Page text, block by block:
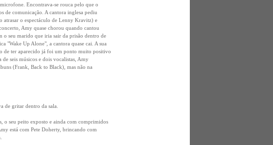
Encontrava-se rouca pelo que o
de comunicação. A cantora inglesa pediu
atrasar o espectáculo de Lenny Kravitz) e
Amy quase chorou quando cantou
o seu marido que iria sair da prisão dentro de
"Wake Up Alone", a cantora quase cai. A sua
de ter aparecido já foi um ponto muito positivo
seis músicos e dois vocalistas, Amy
(Frank, Back to Black), mas não na
de gritar dentro da sala.
o seu peito exposto e ainda com comprimidos
está com Pete Doherty, brincando com